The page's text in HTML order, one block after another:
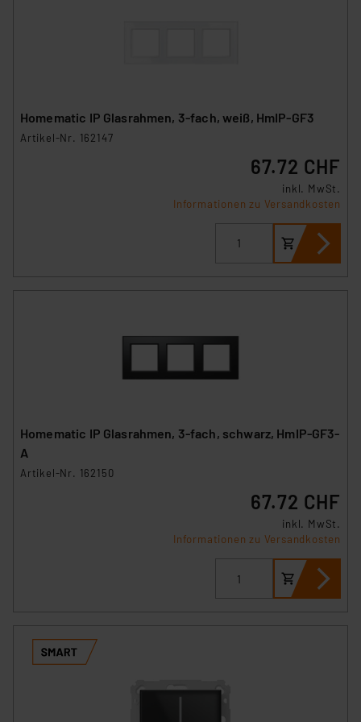
insbesondere der Art der übermittelten Daten,
verbundenen Risiken.“
Homematic IP Glasrahmen, 3-fach, weiß, HmIP-GF3
Artikel-Nr. 162147
67.72 CHF
inkl. MwSt.
Informationen zu Versandkosten
Homematic IP Glasrahmen, 3-fach, schwarz, HmIP-GF3-
A
Artikel-Nr. 162150
67.72 CHF
inkl. MwSt.
Informationen zu Versandkosten